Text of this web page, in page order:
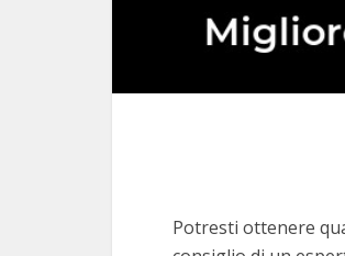
Potresti ottenere